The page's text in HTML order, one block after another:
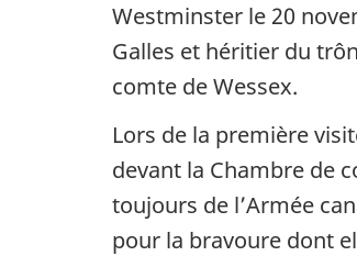
Westminster le 20
Galles et héritier du
comte de Wessex.
Lors de la première
devant la Chambre de
toujours de l’Armée
pour la bravoure dont